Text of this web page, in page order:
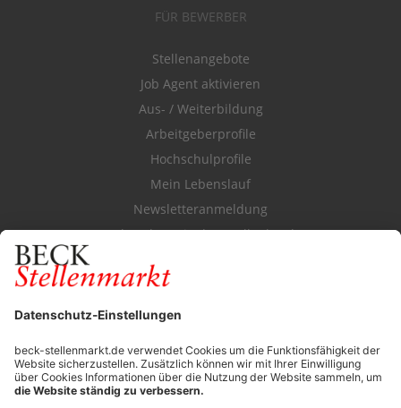
FÜR BEWERBER
Stellenangebote
Job Agent aktivieren
Aus- / Weiterbildung
Arbeitgeberprofile
Hochschulprofile
Mein Lebenslauf
Newsletteranmeldung
Durchsuchen Sie den Stellenkatalog
FÜR ARBEITGEBER
Stellenmarktpreise
Anzeigen-AGB
Media-Daten
Newsletteranmeldung